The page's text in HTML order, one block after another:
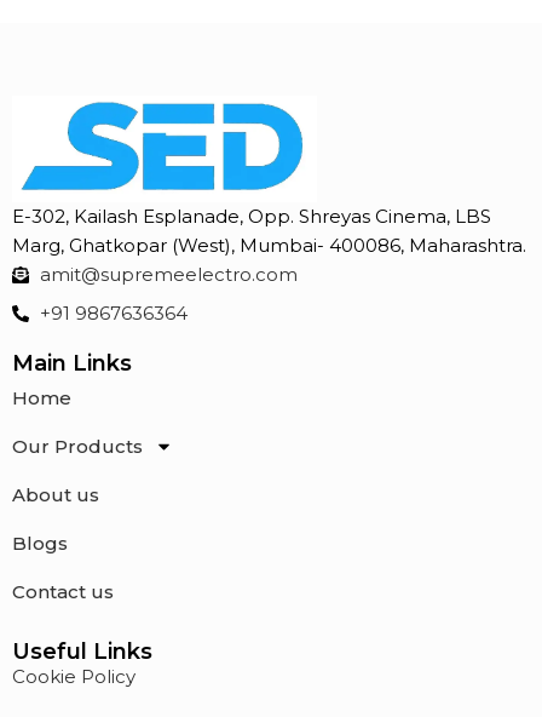
E-302, Kailash Esplanade, Opp. Shreyas Cinema, LBS
Marg, Ghatkopar (West), Mumbai- 400086, Maharashtra.
amit@supremeelectro.com
+91 9867636364
Main Links
Home
Our Products
About us
Blogs
Contact us
Useful Links
Cookie Policy